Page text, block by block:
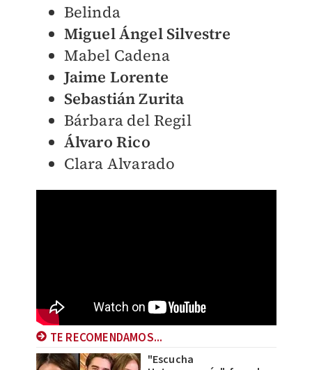
Belinda
Miguel Ángel Silvestre
Mabel Cadena
Jaime Lorente
Sebastián Zurita
Bárbara del Regil
Álvaro Rico
Clara Alvarado
TE RECOMENDAMOS...
"Escucha